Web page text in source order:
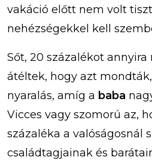
vakáció előtt nem volt
nehézségekkel kell
Sőt, 20 százalékot
átéltek, hogy azt
nyaralás, amíg a baba
Vicces vagy szomorú az,
százaléka a valóságosnál
családtagjainak és